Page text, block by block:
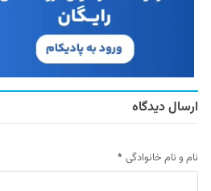
ارسال دیدگاه
نام و نام خانوادگی *